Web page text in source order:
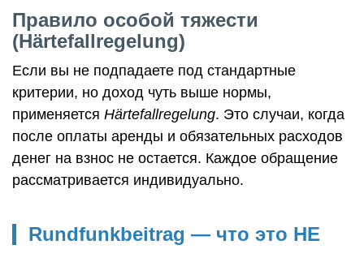
Правило особой тяжести
(Härtefallregelung)
Если вы не подпадаете под стандартные
критерии, но доход чуть выше нормы,
применяется Härtefallregelung. Это случаи, когда
после оплаты аренды и обязательных расходов
денег на взнос не остается. Каждое обращение
рассматривается индивидуально.
Rundfunkbeitrag — что это НЕ